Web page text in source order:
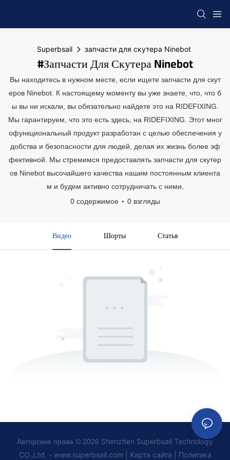
Superbsail запчасти для скутера Ninebot
#запчасти Для Скутера Ninebot
Вы находитесь в нужном месте, если ищете запчасти для скут
еров Ninebot. К настоящему моменту вы уже знаете, что, что б
ы вы ни искали, вы обязательно найдете это на RIDEFIXING.
Мы гарантируем, что это есть здесь, на RIDEFIXING. Этот мног
офункциональный продукт разработан с целью обеспечения у
добства и безопасности для людей, делая их жизнь более эф
фективной. Мы стремимся предоставлять запчасти для скутер
ов Ninebot высочайшего качества нашим постоянным клиента
м и будем активно сотрудничать с ними,
0 содержимое
0 взгляды
Видео Шорты Статья
Авторские права © 2026 Shenzhen Superbsail Technology
CO.,Ltd. - www.superbsail.com Карта сайта Политика